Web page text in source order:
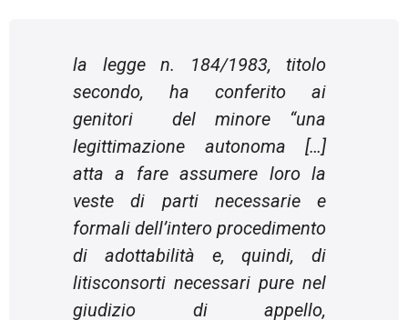
la legge n. 184/1983, titolo
secondo, ha conferito ai
genitori del minore “una
legittimazione autonoma […]
atta a fare assumere loro la
veste di parti necessarie e
formali dell’intero procedimento
di adottabilità e, quindi, di
litisconsorti necessari pure nel
giudizio di appello,